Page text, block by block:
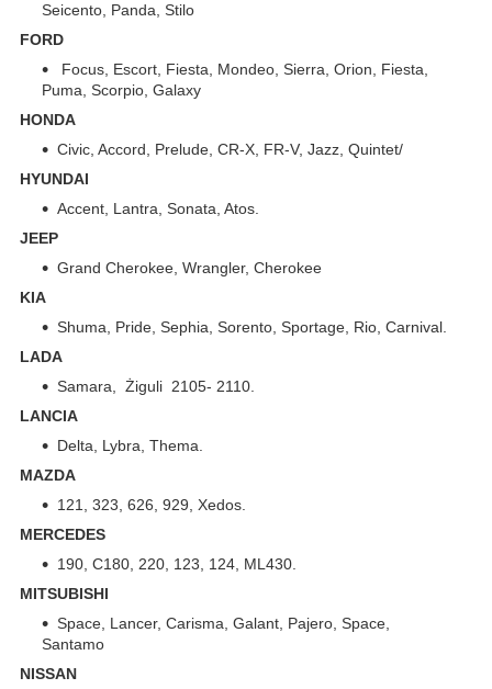
Seicento, Panda, Stilo
FORD
Focus, Escort, Fiesta, Mondeo, Sierra, Orion, Fiesta,
Puma, Scorpio, Galaxy
HONDA
Civic, Accord, Prelude, CR-X, FR-V, Jazz, Quintet/
HYUNDAI
Accent, Lantra, Sonata, Atos.
JEEP
Grand Cherokee, Wrangler, Cherokee
KIA
Shuma, Pride, Sephia, Sorento, Sportage, Rio, Carnival.
LADA
Samara, Żiguli 2105- 2110.
LANCIA
Delta, Lybra, Thema.
MAZDA
121, 323, 626, 929, Xedos.
MERCEDES
190, C180, 220, 123, 124, ML430.
MITSUBISHI
Space, Lancer, Carisma, Galant, Pajero, Space,
Santamo
NISSAN